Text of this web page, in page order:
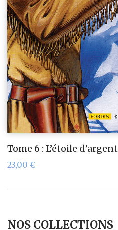
NOS COLLECTIONS
Tome 6 : L’étoile d’argent
23,00 €